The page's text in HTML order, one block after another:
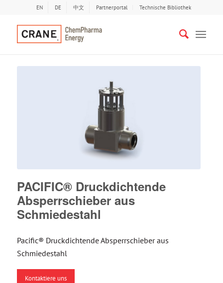
EN DE 中文 Partnerportal Technische Bibliothek
PACIFIC® Druckdichtende
Absperrschieber aus
Schmiedestahl
Pacific® Druckdichtende Absperrschieber aus
Schmiedestahl
Kontaktiere uns